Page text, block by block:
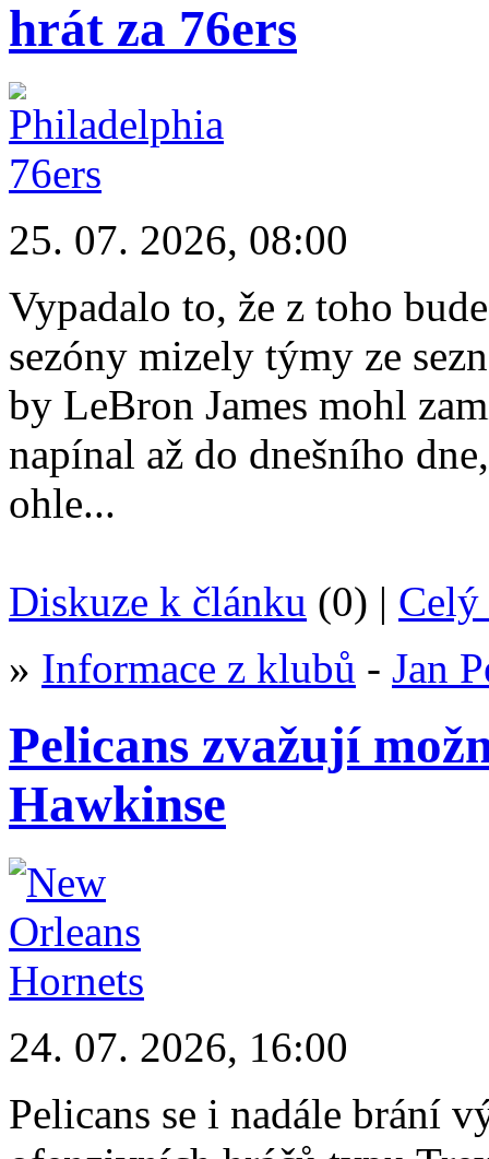
hrát za 76ers
25. 07. 2026, 08:00
Vypadalo to, že z toho
sezóny mizely týmy ze
by LeBron James mohl
napínal až do dnešního
ohle...
Diskuze k článku (0) | Celý
» Informace z klubů - Jan
Pelicans zvažují
Hawkinse
24. 07. 2026, 16:00
Pelicans se i nadále brání